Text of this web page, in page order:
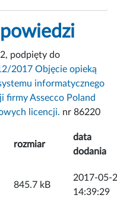
podpięty do
2017 Objęcie opieką
informatycznego
firmy Assecco Poland
licencji. nr 86220
rozmiar
data
dodania
845.7 kB
2017-05-
14:39:29